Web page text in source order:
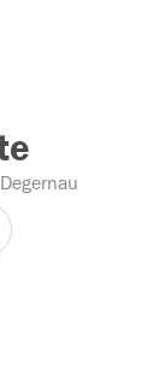
Degernau